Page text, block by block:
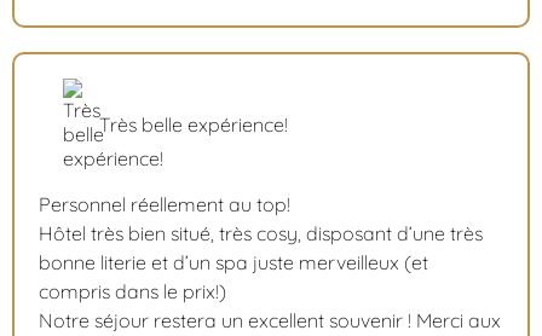
Très belle expérience!
Personnel réellement au top!
Hôtel très bien situé, très cosy, disposant d’une très
bonne literie et d’un spa juste merveilleux (et
compris dans le prix!)
Notre séjour restera un excellent souvenir ! Merci aux